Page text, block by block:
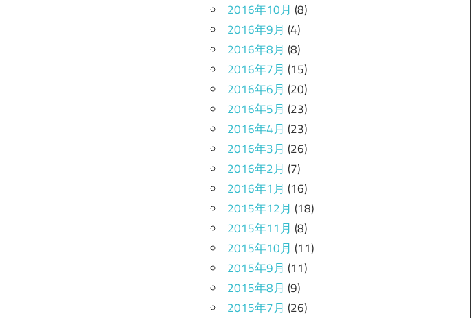
2016年10月 (8)
2016年9月 (4)
2016年8月 (8)
2016年7月 (15)
2016年6月 (20)
2016年5月 (23)
2016年4月 (23)
2016年3月 (26)
2016年2月 (7)
2016年1月 (16)
2015年12月 (18)
2015年11月 (8)
2015年10月 (11)
2015年9月 (11)
2015年8月 (9)
2015年7月 (26)